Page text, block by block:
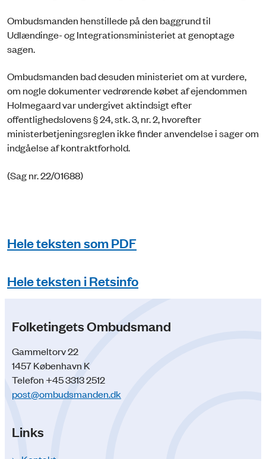
Ombudsmanden henstille­de på den baggrund til
Udlændinge- og Integrationsministeriet at genoptage
sagen.
Ombudsmanden bad desuden ministeriet om at vurdere,
om nogle dokumenter vedrørende købet af ejendommen
Holmegaard var undergivet aktindsigt efter
offentlighedslovens § 24, stk. 3, nr. 2, hvorefter
ministerbetjeningsreglen ikke finder anvendelse i sager om
indgåelse af kontraktforhold.
(Sag nr. 22/01688)
Hele teksten som PDF
Hele teksten i Retsinfo
Folketingets Ombudsmand
Gammeltorv 22
1457 København K
Telefon +45 3313 2512
post@ombudsmanden.dk
Links